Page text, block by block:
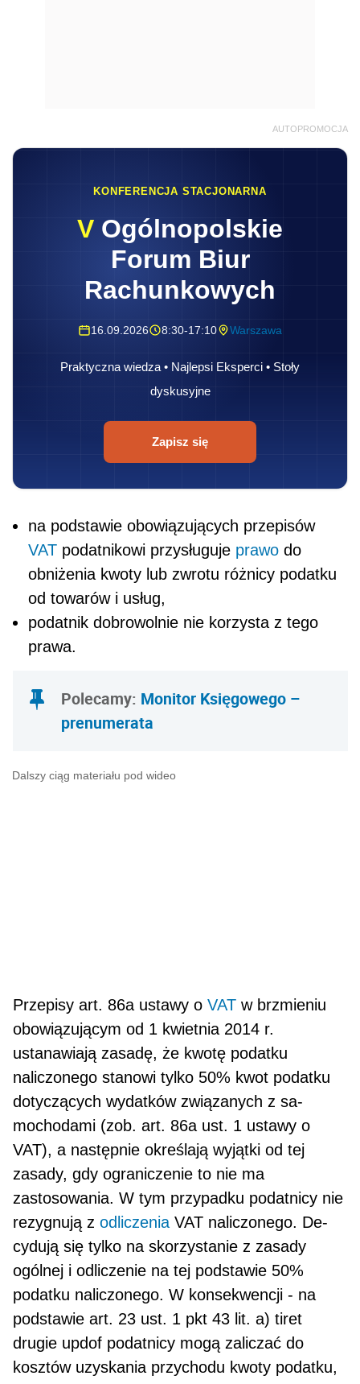
AUTOPROMOCJA
KONFERENCJA STACJONARNA
V Ogólnopolskie
Forum Biur
Rachunkowych
16.09.2026 8:30-17:10 Warszawa
Praktyczna wiedza • Najlepsi Eksperci • Stoły
dyskusyjne
Zapisz się
na podstawie obowiązujących przepisów
VAT podatnikowi przysługuje prawo do
obniżenia kwoty lub zwrotu różnicy podatku
od towarów i usług,
podatnik dobrowolnie nie korzysta z tego
prawa.
Polecamy: Monitor Księgowego –
prenumerata
Dalszy ciąg materiału pod wideo
Przepisy art. 86a ustawy oVAT w brzmieniu
obowiązującym od 1 kwietnia 2014 r.
ustanawiają zasadę, że kwotę podatku
naliczonego stanowi tylko 50% kwot podatku
dotyczących wydatków związanych z sa­
mochodami (zob. art. 86a ust. 1 ustawy o
VAT), a następnie określają wyjątki od tej
zasady, gdy ogranicze­nie to nie ma
zastosowania. W tym przypadku podatnicy nie
rezygnują zodliczenia VAT naliczonego. De­
cydują się tylko na skorzystanie z zasady
ogólnej i odliczenie na tej podstawie 50%
podatku naliczonego. W konsekwencji - na
podstawie art. 23 ust. 1 pkt 43 lit. a) tiret
drugie updof podatnicy mogą zaliczać do
kosztów uzyskania przychodu kwoty podatku,